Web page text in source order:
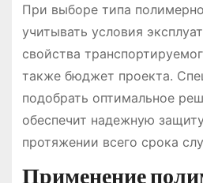
При выборе типа
учитывать условия
свойства
также бюджет проекта.
подобрать оптимальное
обеспечит надежную
протяжении всего срока
Применение